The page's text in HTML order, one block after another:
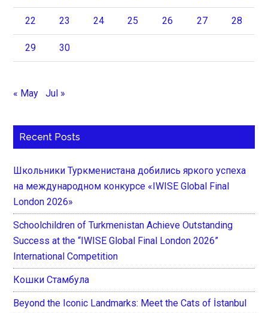
22 23 24 25 26 27 28
29 30
« May Jul »
Recent Posts
Школьники Туркменистана добились яркого успеха
на международном конкурсе «IWISE Global Final
London 2026»
Schoolchildren of Turkmenistan Achieve Outstanding
Success at the “IWISE Global Final London 2026”
International Competition
Кошки Стамбула
Beyond the Iconic Landmarks: Meet the Cats of İstanbul